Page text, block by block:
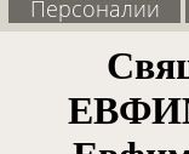
Персоналии